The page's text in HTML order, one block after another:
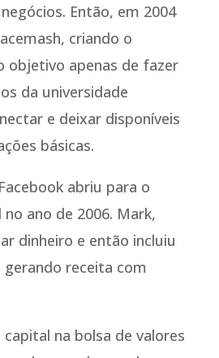
Então, em 2004
criando o
objetivo apenas de fazer
da universidade
e deixar disponíveis
básicas.
abriu para o
ano de 2006. Mark,
dinheiro e então incluiu
gerando receita com
na bolsa de valores